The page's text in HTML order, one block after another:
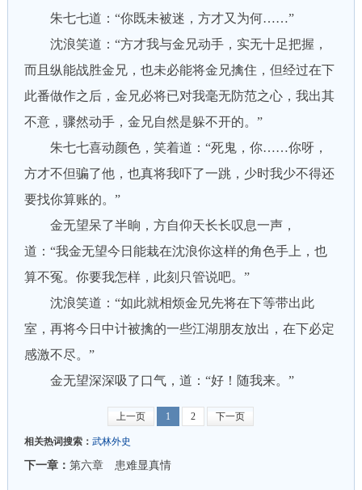
朱七七道：“你既未被迷，方才又为何……”
沈浪笑道：“方才我与金兄动手，实无十足把握，
而且纵能战胜金兄，也未必能将金兄擒住，但经过在下
此番做作之后，金兄必将已对我毫无防范之心，我出其
不意，骤然动手，金兄自然是躲不开的。”
朱七七喜动颜色，笑着道：“死鬼，你……你呀，
方才不但骗了他，也真将我吓了一跳，少时我少不得还
要找你算账的。”
金无望呆了半晌，方自仰天长长叹息一声，
道：“我金无望今日能栽在沈浪你这样的角色手上，也
算不冤。你要我怎样，此刻只管说吧。”
沈浪笑道：“如此就相烦金兄先将在下等带出此
室，再将今日中计被擒的一些江湖朋友放出，在下必定
感激不尽。”
金无望深深吸了口气，道：“好！随我来。”
上一页 1 2 下一页
相关热词搜索： 武林外史
下一章： 第六章 患难显真情